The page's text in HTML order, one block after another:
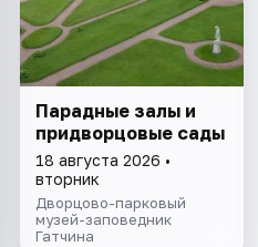
Парадные залы и
придворцовые сады
18 августа 2026 •
вторник
Дворцово-парковый
музей-заповедник
Гатчина